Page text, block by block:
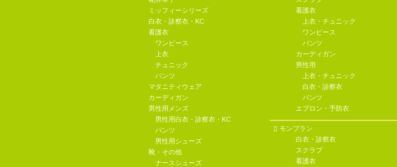
ミッフィーシリーズ
白衣・診察衣・KC
看護衣
ワンピース
上衣
チュニック
パンツ
マタニティウェア
カーディガン
男性用メンズ
男性用白衣・診察衣・KC
パンツ
男性用シューズ
靴・その他
ナースシューズ
看護衣
上衣・チュニック
ワンピース
パンツ
カーディガン
男性用
上衣・チュニック
白衣・診察衣
パンツ
エプロン・予防衣
モンブラン
白衣・診察衣
スクラブ
看護衣